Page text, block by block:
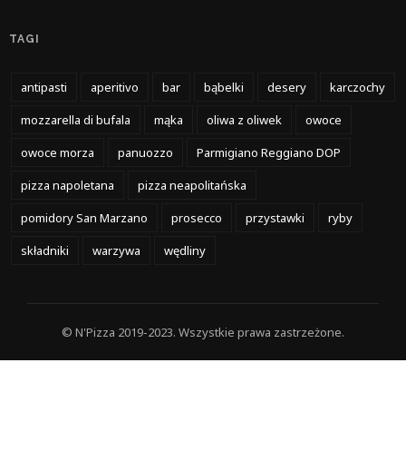
TAGI
antipasti aperitivo bar bąbelki desery
karczochy
mozzarella di bufala
mąka oliwa z oliwek
owoce
owoce morza
panuozzo
Parmigiano Reggiano DOP
pizza napoletana
pizza neapolitańska
pomidory San Marzano
prosecco przystawki
ryby
składniki
warzywa wędliny
© N'Pizza 2019-2023. Wszystkie prawa zastrzeżone.